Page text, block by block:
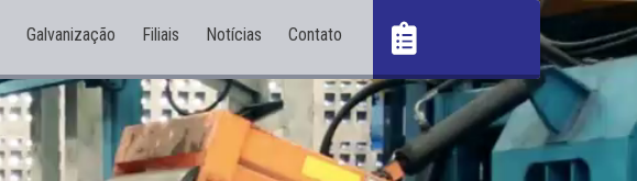
Galvanização Filiais Notícias Contato